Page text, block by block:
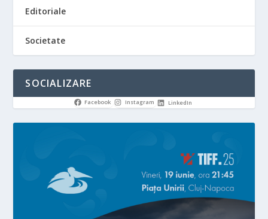
Editoriale
Societate
SOCIALIZARE
Facebook Instagram LinkedIn